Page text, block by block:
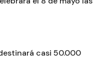
casi 50.000